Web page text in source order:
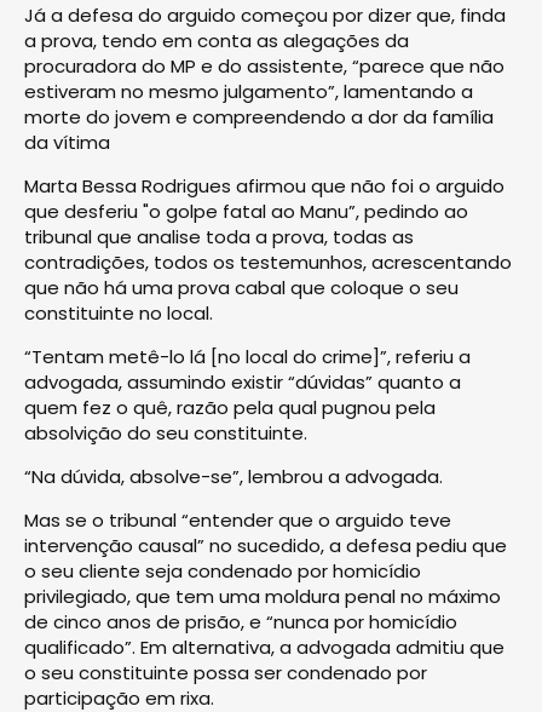
Já a defesa do arguido começou por dizer que, finda
a prova, tendo em conta as alegações da
procuradora do MP e do assistente, “parece que não
estiveram no mesmo julgamento”, lamentando a
morte do jovem e compreendendo a dor da família
da vítima
Marta Bessa Rodrigues afirmou que não foi o arguido
que desferiu "o golpe fatal ao Manu”, pedindo ao
tribunal que analise toda a prova, todas as
contradições, todos os testemunhos, acrescentando
que não há uma prova cabal que coloque o seu
constituinte no local.
“Tentam metê-lo lá [no local do crime]”, referiu a
advogada, assumindo existir “dúvidas” quanto a
quem fez o quê, razão pela qual pugnou pela
absolvição do seu constituinte.
“Na dúvida, absolve-se”, lembrou a advogada.
Mas se o tribunal “entender que o arguido teve
intervenção causal” no sucedido, a defesa pediu que
o seu cliente seja condenado por homicídio
privilegiado, que tem uma moldura penal no máximo
de cinco anos de prisão, e “nunca por homicídio
qualificado”. Em alternativa, a advogada admitiu que
o seu constituinte possa ser condenado por
participação em rixa.